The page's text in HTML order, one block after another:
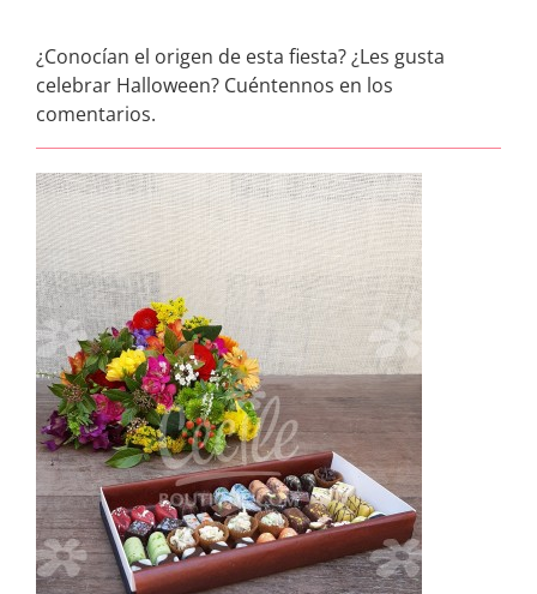
¿Conocían el origen de esta fiesta? ¿Les gusta
celebrar Halloween? Cuéntennos en los
comentarios.